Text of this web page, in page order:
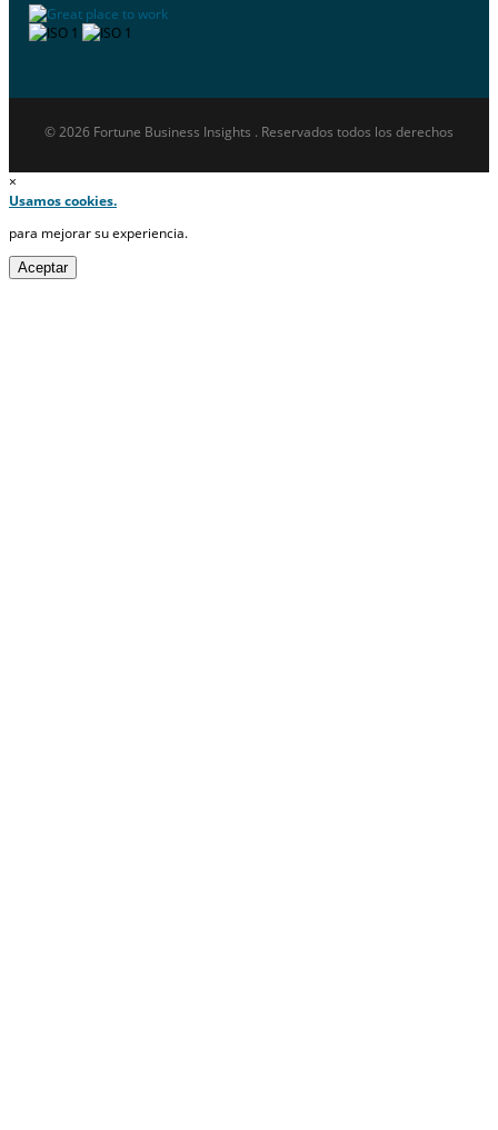
© 2026 Fortune Business Insights . Reservados todos los derechos
×
Usamos cookies.
para mejorar su experiencia.
Aceptar